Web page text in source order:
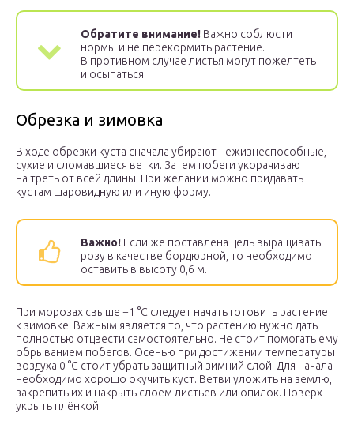
Обратите внимание! Важно соблюсти
нормы и не перекормить растение.
В противном случае листья могут пожелтеть
и осыпаться.
Обрезка и зимовка
В ходе обрезки куста сначала убирают нежизнеспособные,
сухие и сломавшиеся ветки. Затем побеги укорачивают
на треть от всей длины. При желании можно придавать
кустам шаровидную или иную форму.
Важно! Если же поставлена цель выращивать
розу в качестве бордюрной, то необходимо
оставить в высоту 0,6 м.
При морозах свыше −1 °С следует начать готовить растение
к зимовке. Важным является то, что растению нужно дать
полностью отцвести самостоятельно. Не стоит помогать ему
обрыванием побегов. Осенью при достижении температуры
воздуха 0 °С стоит убрать защитный зимний слой. Для начала
необходимо хорошо окучить куст. Ветви уложить на землю,
закрепить их и накрыть слоем листьев или опилок. Поверх
укрыть плёнкой.